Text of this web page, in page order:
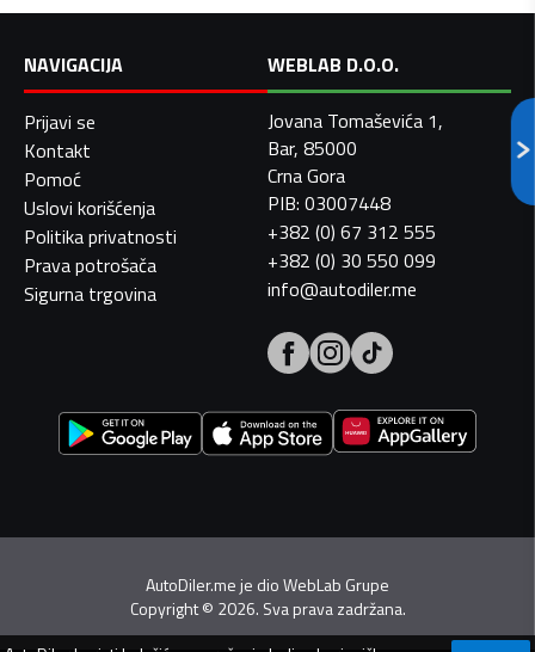
NAVIGACIJA
Prijavi se
Kontakt
Pomoć
Uslovi korišćenja
Politika privatnosti
Prava potrošača
Sigurna trgovina
WEBLAB D.O.O.
Jovana Tomaševića 1,
Bar, 85000
Crna Gora
PIB: 03007448
+382 (0) 67 312 555
+382 (0) 30 550 099
info@autodiler.me
AutoDiler.me je dioWebLab Grupe
Copyright© 2026. Sva prava zadržana.